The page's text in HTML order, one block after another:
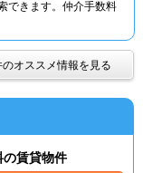
できます。仲介手数料
オススメ情報を見る
の賃貸物件